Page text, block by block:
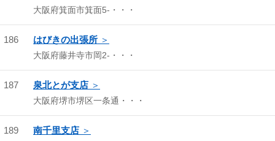
大阪府箕面市箕面5-・・・
186 はびきの出張所
大阪府藤井寺市岡2-・・・
187 泉北とが支店
大阪府堺市堺区一条通・・・
189 南千里支店